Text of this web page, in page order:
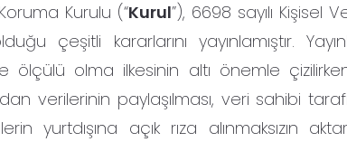
Kurulu (“Kurul”), 6698 sayılı Kişisel
çeşitli kararlarını yayınlamıştır.
ölçülü olma ilkesinin altı önemle
verilerinin paylaşılması, veri sahibi
yurtdışına açık rıza alınmaksızın